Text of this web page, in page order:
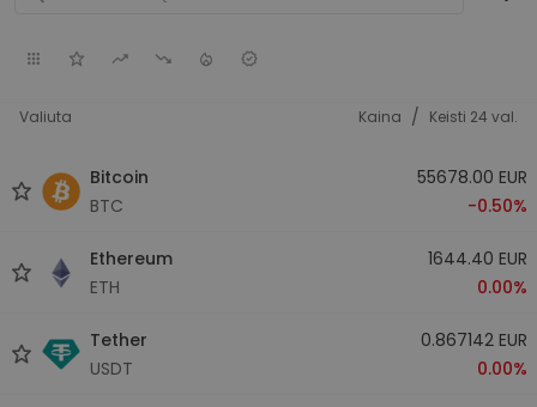
Valiuta Kaina / Keisti 24 val.
Bitcoin
BTC
55678.00 EUR
-0.50%
Ethereum
ETH
1644.40 EUR
0.00%
Tether
USDT
0.867142 EUR
0.00%